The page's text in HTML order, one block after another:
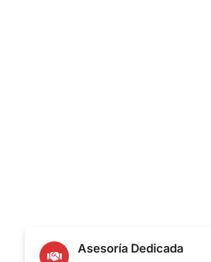
Asesoría Dedicada